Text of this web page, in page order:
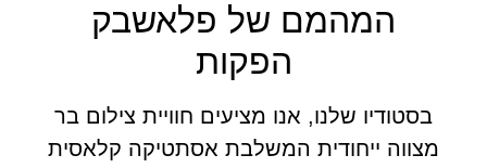
המהמם של פלאשבק
הפקות
בסטודיו שלנו, אנו מציעים חוויית צילום בר
מצווה ייחודית המשלבת אסתטיקה קלאסית